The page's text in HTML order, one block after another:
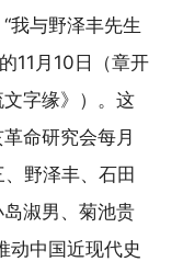
我与野泽丰先生
11月10日（章开
字缘》）。这
命研究会每月
、野泽丰、石田
淑男、菊池贵
动中国近现代史